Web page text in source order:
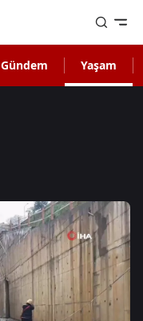
Gündem Yaşam